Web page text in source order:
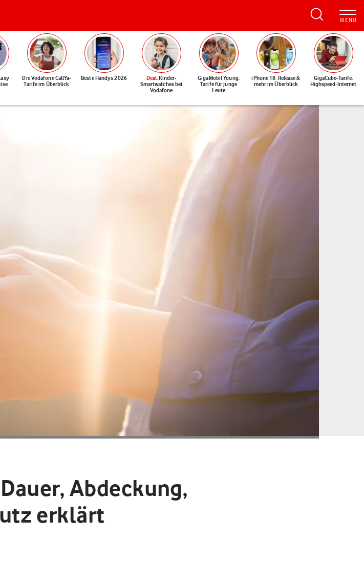
Die Vodafone CallYa-
Tarife im Überblick
Beste Handys 2026 Deal: Kinder-
Smartwatches bei
Vodafone
GigaMobil Young:
Tarife für junge
Leute
iPhone 18: Release &
mehr im Überblick
GigaCube-Tarife:
Highspeed-Internet
Abdeckung,
erklärt